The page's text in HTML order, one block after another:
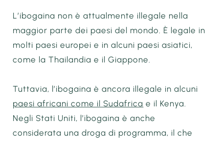
L’ibogaina non è attualmente illegale nella
maggior parte dei paesi del mondo. È legale in
molti paesi europei e in alcuni paesi asiatici,
come la Thailandia e il Giappone.
Tuttavia, l’ibogaina è ancora illegale in alcuni
paesi africani come il Sudafrica e il Kenya.
Negli Stati Uniti, l’ibogaina è anche
considerata una droga di programma, il che